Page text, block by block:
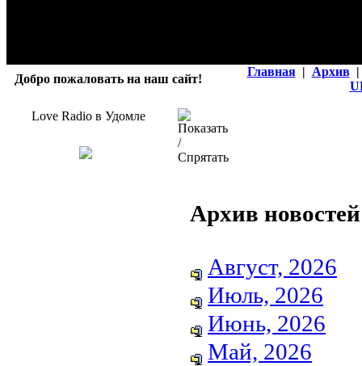
Добро пожаловать на наш сайт!
Главная | Архив |
Love Radio в Удомле
Архив новостей
Август, 2026
Июль, 2026
Июнь, 2026
Май, 2026